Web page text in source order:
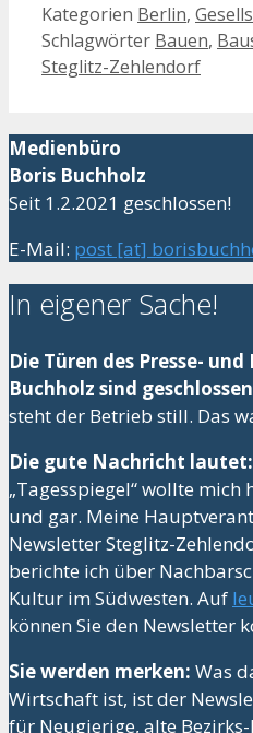
Kategorien Berlin,
Schlagwörter Bauen,
Steglitz-Zehlendorf
Medienbüro
Boris Buchholz
Seit 1.2.2021 geschlossen!
E-Mail: post [at]
In eigener Sache!
Die Türen des Presse-
Buchholz sind
steht der Betrieb still. Das
Die gute Nachricht lautet:
„Tagesspiegel“ wollte mich
und gar. Meine
Newsletter Steglitz-
berichte ich über
Kultur im Südwesten. Auf
können Sie den Newsletter
Sie werden merken: Was
Wirtschaft ist, ist der
für Neugierige, alte